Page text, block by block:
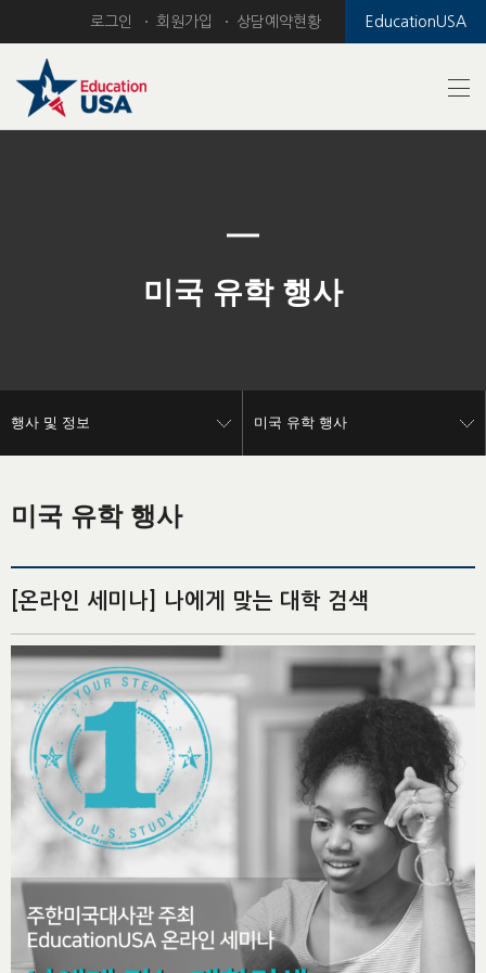
EducationUSA
로그인 회원가입 상담예약현황
미국 유학 행사
행사 및 정보 미국 유학 행사
미국 유학 행사
[온라인 세미나] 나에게 맞는 대학 검색